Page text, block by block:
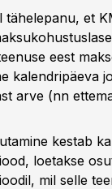
tähelepanu, et
eest
kalendripäeva
arve (nn
kestab
loetakse
mil selle